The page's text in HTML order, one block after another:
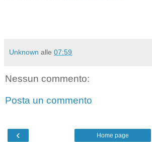
Unknown alle 07:59
Nessun commento:
Posta un commento
‹ Home page